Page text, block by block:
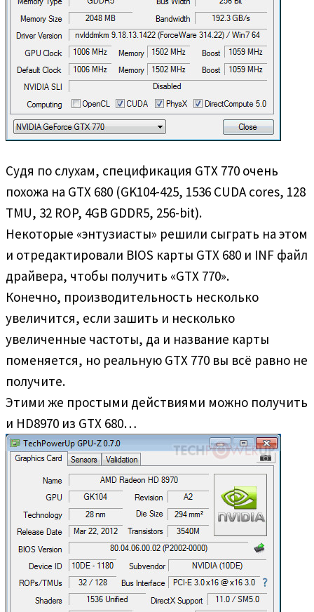
Судя по слухам, спецификация GTX 770 очень
похожа на GTX 680 (GK104-425, 1536 CUDA cores, 128
TMU, 32 ROP, 4GB GDDR5, 256-bit).
Некоторые «энтузиасты» решили сыграть на этом
и отредактировали BIOS карты GTX 680 и INF файл
драйвера, чтобы получить «GTX 770».
Конечно, производительность несколько
увеличится, если зашить и несколько
увеличенные частоты, да и название карты
поменяется, но реальную GTX 770 вы всё равно не
получите.
Этими же простыми действиями можно получить
и HD8970 из GTX 680…